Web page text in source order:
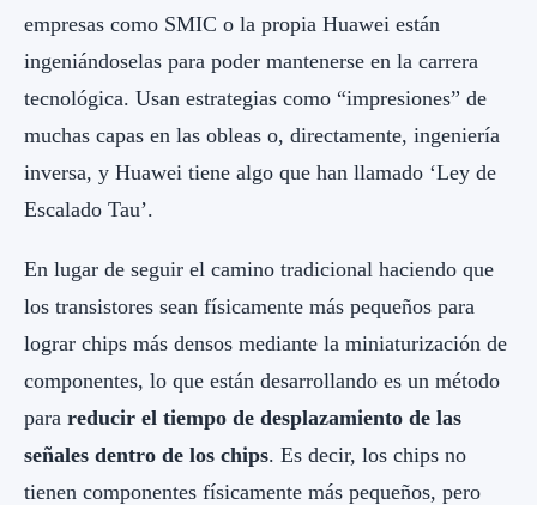
empresas como SMIC o la propia Huawei están
ingeniándoselas para poder mantenerse en la carrera
tecnológica. Usan estrategias como “impresiones” de
muchas capas en las obleas o, directamente, ingeniería
inversa, y Huawei tiene algo que han llamado ‘Ley de
Escalado Tau’.
En lugar de seguir el camino tradicional haciendo que
los transistores sean físicamente más pequeños para
lograr chips más densos mediante la miniaturización de
componentes, lo que están desarrollando es un método
para reducir el tiempo de desplazamiento de las
señales dentro de los chips. Es decir, los chips no
tienen componentes físicamente más pequeños, pero